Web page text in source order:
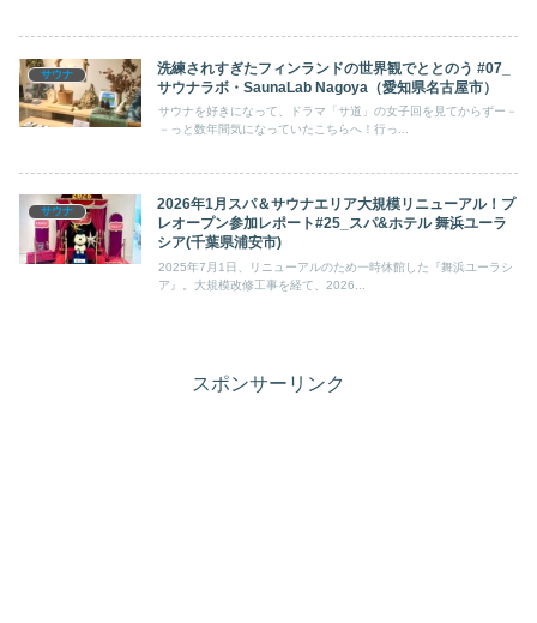
サウナ
洗練されすぎたフィンランドの世界観でととのう #07_
サウナラボ・SaunaLab Nagoya（愛知県名古屋市）
サウナを好きになって、ドラマ「サ道」の女子回を見てからずー－
－っと数年間気になっていたこちらへ！行っ...
サウナ
2026年1月スパ＆サウナエリア大規模リニューアル！プ
レオープン参加レポート#25_スパ&ホテル 舞浜ユーラ
シア(千葉県浦安市)
2025年7月1日、リニューアルのため一時休館した『舞浜ユーラシ
ア』。大規模改修工事を経て、2026...
スポンサーリンク